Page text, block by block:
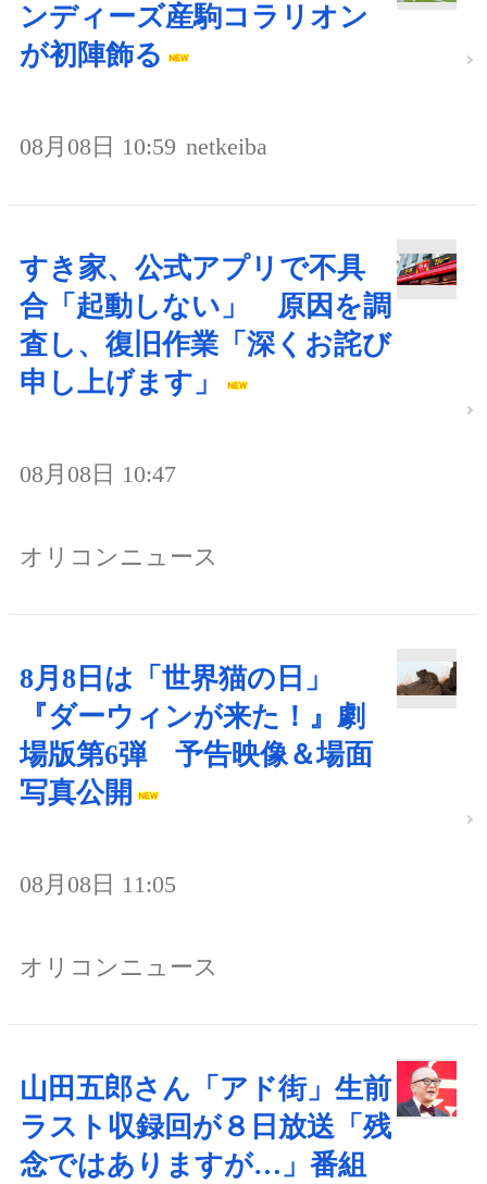
ンディーズ産駒コラリオン
が初陣飾る
08月08日 10:59 netkeiba
すき家、公式アプリで不具
合「起動しない」 原因を調
査し、復旧作業「深くお詫び
申し上げます」
08月08日 10:47
オリコンニュース
8月8日は「世界猫の日」
『ダーウィンが来た！』劇
場版第6弾 予告映像＆場面
写真公開
08月08日 11:05
オリコンニュース
山田五郎さん「アド街」生前
ラスト収録回が８日放送「残
念ではありますが…」番組